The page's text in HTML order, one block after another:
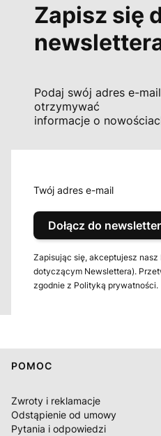
Zapisz się
Podaj swój adres e-
otrzymywać
informacje o
Twój adres e-mail
Dołącz do
Zapisując się, akceptujesz nasz
dotyczącym Newslettera).
zgodnie z Polityką prywatności.
Linki w stopce
POMOC
Zwroty i reklamacje
Odstąpienie od umowy
Pytania i odpowiedzi